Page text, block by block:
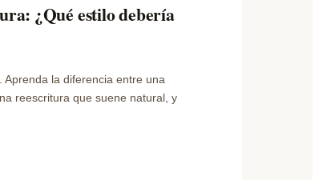
¿Qué estilo debería
la diferencia entre una
reescritura que suene natural, y